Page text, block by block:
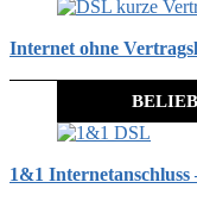
Internet ohne
1&1